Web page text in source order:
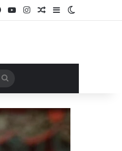
Facebook
YouTubeInstagramRandom Article
Sidebar
for